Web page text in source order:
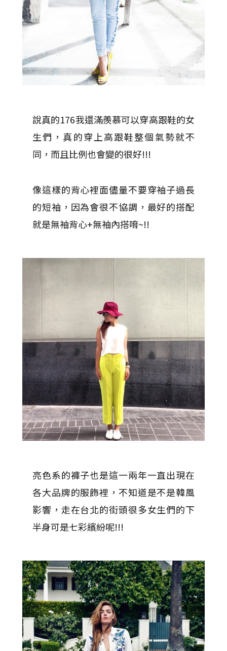
說真的176我還滿羨慕可以穿高跟鞋的女
生們，真的穿上高跟鞋整個氣勢就不
同，而且比例也會變的很好!!!
像這樣的背心裡面儘量不要穿袖子過長
的短袖，因為會很不協調，最好的搭配
就是無袖背心+無袖內搭唷~!!
亮色系的褲子也是這一兩年一直出現在
各大品牌的服飾裡，不知道是不是韓風
影響，走在台北的街頭很多女生們的下
半身可是七彩繽紛呢!!!